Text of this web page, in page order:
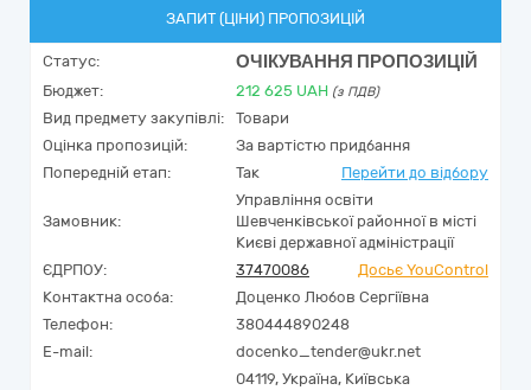
ЗАПИТ (ЦІНИ) ПРОПОЗИЦІЙ
Статус: ОЧІКУВАННЯ ПРОПОЗИЦІЙ
Бюджет: 212 625 UAH (з ПДВ)
Вид предмету закупівлі:
Товари
Оцінка пропозицій:
За вартістю придбання
Попередній етап:
Так Перейти до відбору
Замовник:
Управління освіти
Шевченківської районної в місті
Києві державної адміністрації
ЄДРПОУ:
37470086
Досьє YouControl
Контактна особа:
Доценко Любов Сергіївна
Телефон:
380444890248
E-mail:
docenko_tender@ukr.net
04119, Україна, Київська